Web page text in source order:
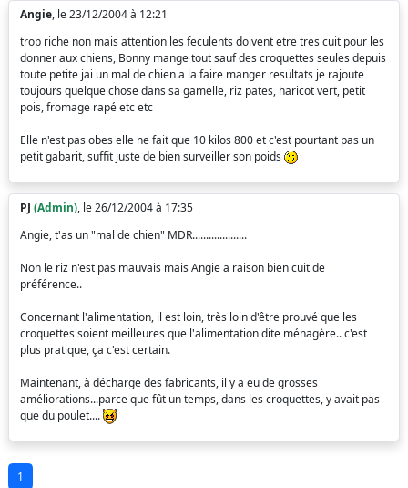
Angie, le 23/12/2004 à 12:21
trop riche non mais attention les feculents doivent etre tres cuit pour les
donner aux chiens, Bonny mange tout sauf des croquettes seules depuis
toute petite jai un mal de chien a la faire manger resultats je rajoute
toujours quelque chose dans sa gamelle, riz pates, haricot vert, petit
pois, fromage rapé etc etc
Elle n'est pas obes elle ne fait que 10 kilos 800 et c'est pourtant pas un
petit gabarit, suffit juste de bien surveiller son poids
PJ (Admin), le 26/12/2004 à 17:35
Angie, t'as un "mal de chien" MDR....................
Non le riz n'est pas mauvais mais Angie a raison bien cuit de
préférence..
Concernant l'alimentation, il est loin, très loin d'être prouvé que les
croquettes soient meilleures que l'alimentation dite ménagère.. c'est
plus pratique, ça c'est certain.
Maintenant, à décharge des fabricants, il y a eu de grosses
améliorations...parce que fût un temps, dans les croquettes, y avait pas
que du poulet....
1